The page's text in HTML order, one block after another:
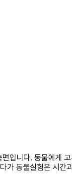
입니다. 동물에게
동물실험은 시간